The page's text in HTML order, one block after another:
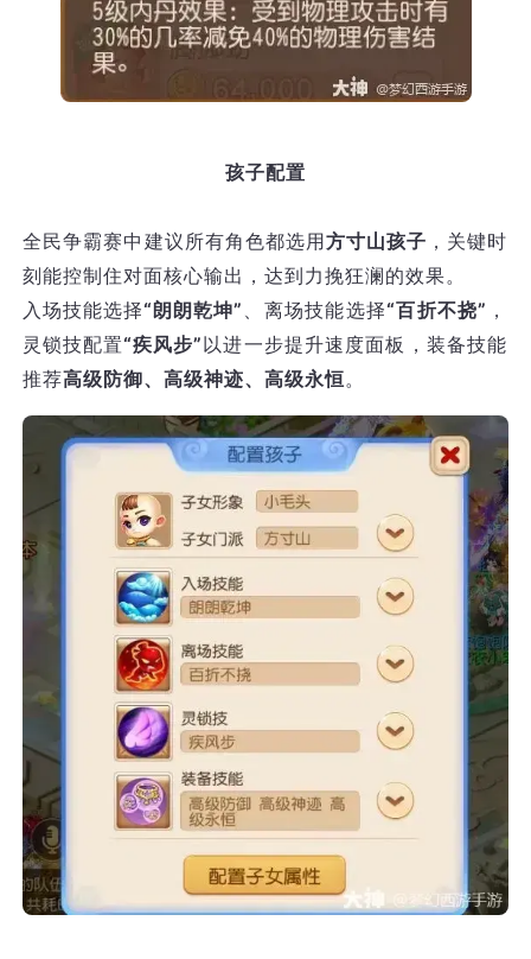
孩子配置
全民争霸赛中建议所有角色都选用方寸山孩子 ，关键时
刻能控制住对面核心输出，达到力挽狂澜的效果。
入场技能选择“朗朗乾坤” 、离场技能选择“百折不挠” ，
灵锁技配置“疾风步”以进一步提升速度面板，装备技能
推荐高级防御、高级神迹、高级永恒。